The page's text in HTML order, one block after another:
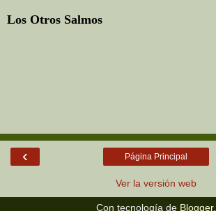
Los Otros Salmos
‹ Página Principal
Ver la versión web
Con tecnología de Blogger.